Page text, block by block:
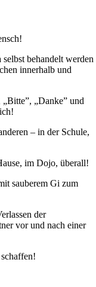
behandelt werden
innerhalb und
„Danke” und
– in der Schule,
im Dojo, überall!
sauberem Gi zum
der
vor und nach einer